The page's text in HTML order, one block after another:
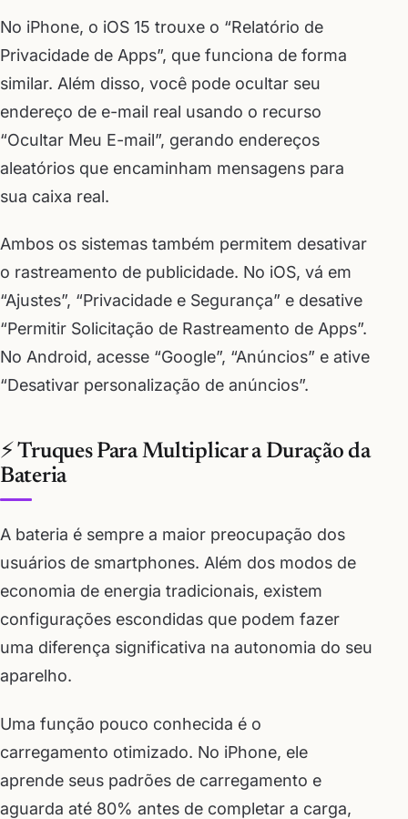
No iPhone, o iOS 15 trouxe o “Relatório de
Privacidade de Apps”, que funciona de forma
similar. Além disso, você pode ocultar seu
endereço de e-mail real usando o recurso
“Ocultar Meu E-mail”, gerando endereços
aleatórios que encaminham mensagens para
sua caixa real.
Ambos os sistemas também permitem desativar
o rastreamento de publicidade. No iOS, vá em
“Ajustes”, “Privacidade e Segurança” e desative
“Permitir Solicitação de Rastreamento de Apps”.
No Android, acesse “Google”, “Anúncios” e ative
“Desativar personalização de anúncios”.
⚡ Truques Para Multiplicar a Duração da
Bateria
A bateria é sempre a maior preocupação dos
usuários de smartphones. Além dos modos de
economia de energia tradicionais, existem
configurações escondidas que podem fazer
uma diferença significativa na autonomia do seu
aparelho.
Uma função pouco conhecida é o
carregamento otimizado. No iPhone, ele
aprende seus padrões de carregamento e
aguarda até 80% antes de completar a carga,